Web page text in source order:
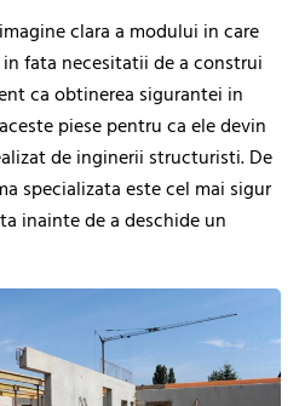
clara a modului in care
fata necesitatii de a construi
ca obtinerea sigurantei in
piese pentru ca ele devin
de inginerii structuristi. De
specializata este cel mai sigur
inainte de a deschide un